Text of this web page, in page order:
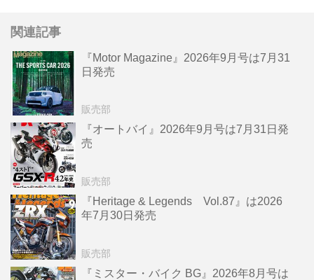
関連記事
『Motor Magazine』2026年9月号は7月31
日発売
販売部
『オートバイ』2026年9月号は7月31日発
売
販売部
『Heritage & Legends Vol.87』は2026
年7月30日発売
販売部
『ミスター・バイク BG』2026年8月号は